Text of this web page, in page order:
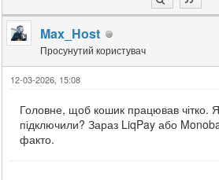
Max_Host
Просунутий користувач
12-03-2026, 15:08
Головне, щоб кошик працював чітко.
підключили? Зараз LiqPay або
факто.